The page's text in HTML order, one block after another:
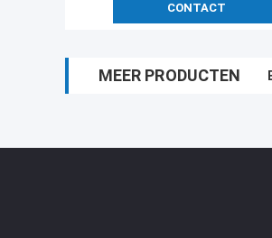
CONTACT
MEER PRODUCTEN